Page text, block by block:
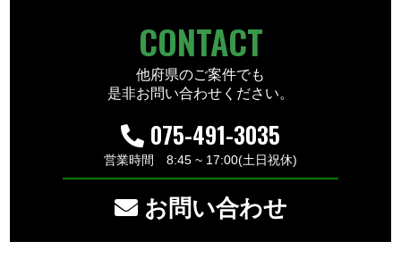
CONTACT
他府県のご案件でも
是非お問い合わせください。
075-491-3035
営業時間 8:45 ~ 17:00(土日祝休)
お問い合わせ